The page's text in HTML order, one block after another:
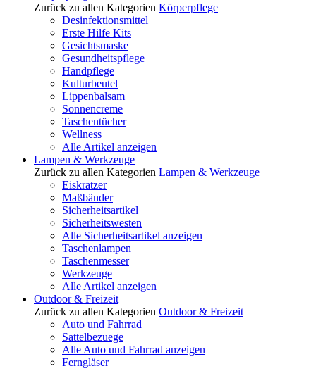
Zurück zu allen Kategorien Körperpflege
Desinfektionsmittel
Erste Hilfe Kits
Gesichtsmaske
Gesundheitspflege
Handpflege
Kulturbeutel
Lippenbalsam
Sonnencreme
Taschentücher
Wellness
Alle Artikel anzeigen
Lampen & Werkzeuge
Zurück zu allen Kategorien Lampen & Werkzeuge
Eiskratzer
Maßbänder
Sicherheitsartikel
Sicherheitswesten
Alle Sicherheitsartikel anzeigen
Taschenlampen
Taschenmesser
Werkzeuge
Alle Artikel anzeigen
Outdoor & Freizeit
Zurück zu allen Kategorien Outdoor & Freizeit
Auto und Fahrrad
Sattelbezuege
Alle Auto und Fahrrad anzeigen
Ferngläser